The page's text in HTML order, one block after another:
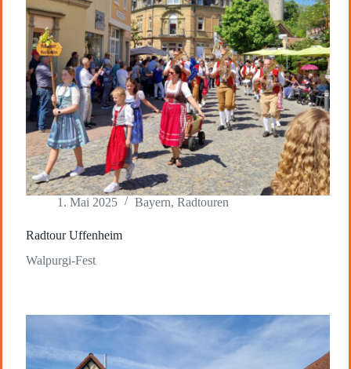
1. Mai 2025 Bayern, Radtouren
Radtour Uffenheim
Walpurgi-Fest